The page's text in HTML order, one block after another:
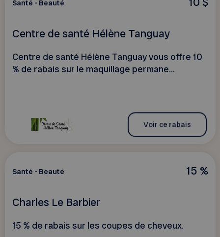
Santé - Beauté
Centre de santé Hélène Tanguay
Centre de santé Hélène Tanguay vous offre 10
% de rabais sur le maquillage permane...
Voir ce rabais
15 %
Santé - Beauté
Charles Le Barbier
15 % de rabais sur les coupes de cheveux.